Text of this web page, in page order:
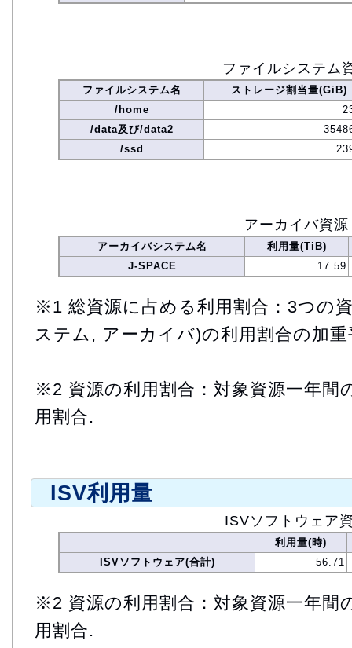
ファイルシステム
ファイルシステム名
ストレージ割当量(GiB)
/home
/data及び/data2
/ssd
アーカイバ資源
アーカイバシステム名
利用量(TiB)
J-SPACE
17.59
※1 総資源に占める利用割合：3つの
ステム, アーカイバ)の利用割合の加重
※2 資源の利用割合：対象資源一年間
用割合.
ISV利用量
ISVソフトウェア
利用量(時)
ISVソフトウェア(合計)
56.71
※2 資源の利用割合：対象資源一年間
用割合.